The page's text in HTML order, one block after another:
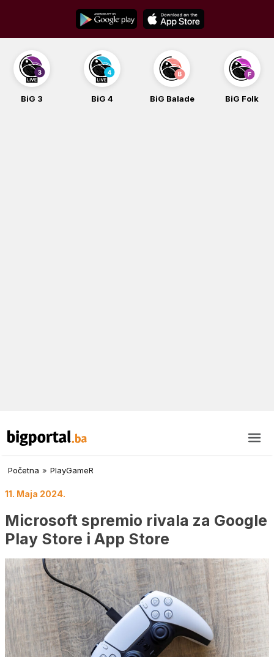
content
BiG 3 BiG 4 BiG Balade BiG Folk
Početna » PlayGameR
11. Maja 2024.
Microsoft spremio rivala za Google
Play Store i App Store